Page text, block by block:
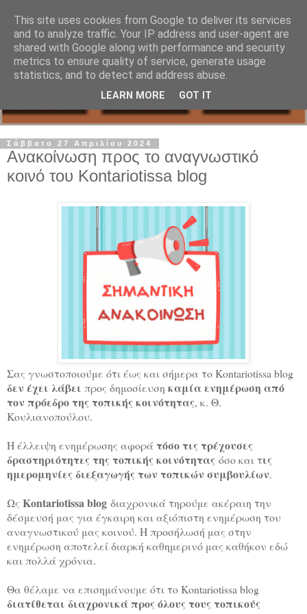
Σάββατο 27 Απριλίου 2024
Ανακοίνωση προς το αναγνωστικό
κοινό του Kontariotissa blog
Σας γνωστοποιούμε ότι έως και σήμερα το Kontariotissa blog
δεν έχει λάβει προς δημοσίευση καμία ενημέρωση από
τον πρόεδρο της τοπικής κοινότητας, κ. Θ.
Κουλιανοπούλου.
Η έλλειψη ενημέρωσης αφορά τόσο τις τρέχουσες
δραστηριότητες της τοπικής κοινότητας όσο και τις
ημερομηνίες διεξαγωγής των τοπικών συμβουλίων.
Ως Kontariotissa blog διαχρονικά τηρούμε ακέραιη την
δέσμευσή μας για έγκαιρη και αξιόπιστη ενημέρωση του
αναγνωστικού μας κοινού. Η προσήλωσή μας στην
ενημέρωση αποτελεί διαρκή καθημερινό μας καθήκον εδώ
και πολλά χρόνια.
Θα θέλαμε να επισημάνουμε ότι το Kontariotissa blog
διατίθεται διαχρονικά προς όλους τους τοπικούς
This site uses cookies from Google to deliver its services
and to analyze traffic. Your IP address and user-agent are
shared with Google along with performance and security
metrics to ensure quality of service, generate usage
statistics, and to detect and address abuse.
LEARN MORE GOT IT